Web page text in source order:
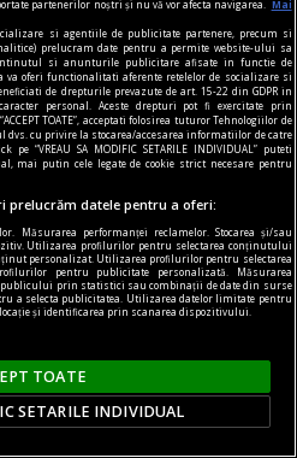
forței de muncă
partenerilor noștri și nu vă vor afecta navigarea.
Mai
si agentiile de publicitate partenere, precum si
prelucram date pentru a permite website-ului sa
si anunturile publicitare afisate in functie de
oferi functionalitati aferente retelelor de socializare si
de drepturile prevazute de art. 15-22 din GDPR in
personal. Aceste drepturi pot fi exercitate prin
TOATE”, acceptati folosirea tuturor Tehnologiilor de
dvs. cu privire la stocarea/accesarea informatiilor de catre
“VREAU SA MODIFIC SETARILE INDIVIDUAL” puteti
mai putin cele legate de cookie strict necesare pentru
prelucrăm datele pentru a oferi:
Măsurarea performanței reclamelor. Stocarea și/sau
Utilizarea profilurilor pentru selectarea conținutului
personalizat. Utilizarea profilurilor pentru selectarea
pentru publicitate personalizată. Măsurarea
prin statistici sau combinații de date din surse
a selecta publicitatea. Utilizarea datelor limitate pentru
și identificarea prin scanarea dispozitivului.
TOATE
SETARILE INDIVIDUAL